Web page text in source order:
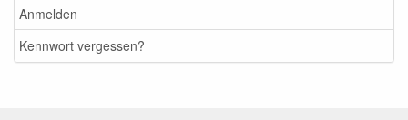
Anmelden
Kennwort vergessen?